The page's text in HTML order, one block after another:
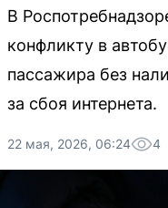
В
конфликту в
пассажира без
за сбоя интернета.
22 мая, 2026, 06:24 4